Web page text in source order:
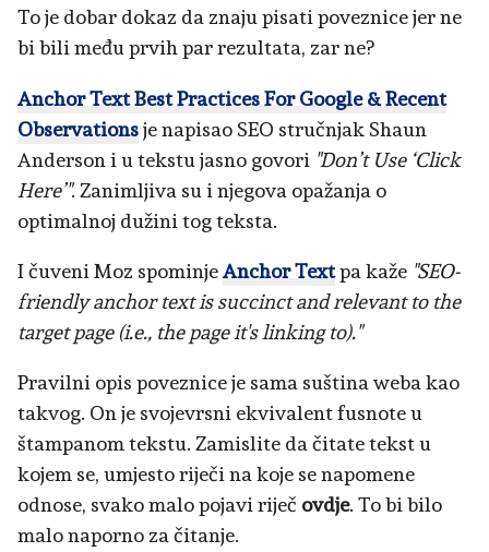
To je dobar dokaz da znaju pisati poveznice jer ne
bi bili među prvih par rezultata, zar ne?
Anchor Text Best Practices For Google & Recent
Observationsje napisao SEO stručnjak Shaun
Anderson i u tekstu jasno govori "Don’t Use ‘Click
Here’". Zanimljiva su i njegova opažanja o
optimalnoj dužini tog teksta.
I čuveni Moz spominjeAnchor Textpa kaže "SEO-
friendly anchor text is succinct and relevant to the
target page (i.e., the page it's linking to)."
Pravilni opis poveznice je sama suština weba kao
takvog. On je svojevrsni ekvivalent fusnote u
štampanom tekstu. Zamislite da čitate tekst u
kojem se, umjesto riječi na koje se napomene
odnose, svako malo pojavi riječ ovdje. To bi bilo
malo naporno za čitanje.